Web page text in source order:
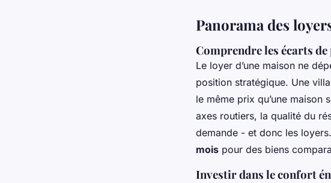
Panorama des
Comprendre les écarts
Le loyer d’une maison ne
position stratégique. Une
le même prix qu’une maison
axes routiers, la qualité du
demande - et donc les
mois pour des biens
Investir dans le confort